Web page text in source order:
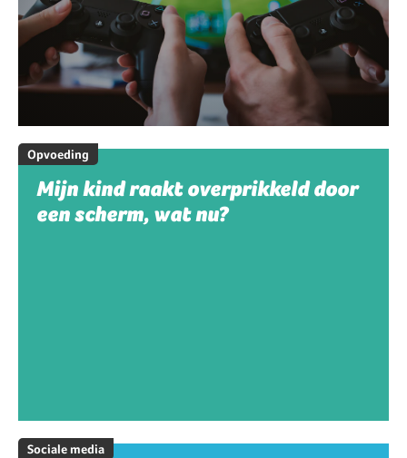
Opvoeding
Mijn kind raakt overprikkeld door
een scherm, wat nu?
Sociale media